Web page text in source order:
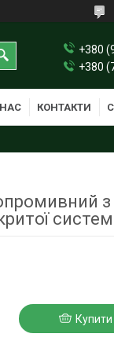
+380
+380
КОНТАКТИ
Купити